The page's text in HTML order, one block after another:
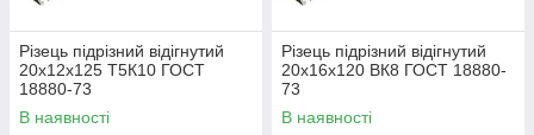
Різець підрізний відігнутий
20х12х125 Т5К10 ГОСТ
18880-73
В наявності
Різець підрізний відігнутий
20х16х120 ВК8 ГОСТ 18880-
73
В наявності